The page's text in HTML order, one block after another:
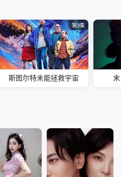
第3集
斯图尔特未能拯救宇宙